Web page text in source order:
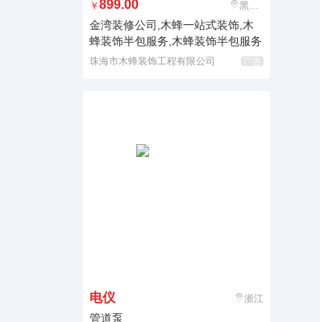
￥ 899.00 黑龙江
金湾装修公司,木蜂一站式装饰,木
蜂装饰半包服务,木蜂装饰半包服务
珠海市木蜂装饰工程有限公司 广告
电仪 浙江
管道泵